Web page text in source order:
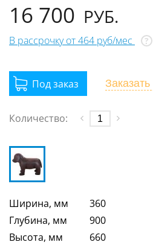
16 700 РУБ.
В рассрочку от 464 руб/мес ?
Заказать
Количество:
Ширина, мм
360
Глубина, мм
900
Высота, мм
660